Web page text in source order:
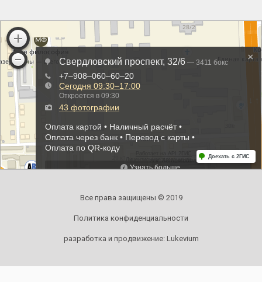
Все права защищены © 2019
Политика конфиденциальности
разработка и продвижение: Lukevium